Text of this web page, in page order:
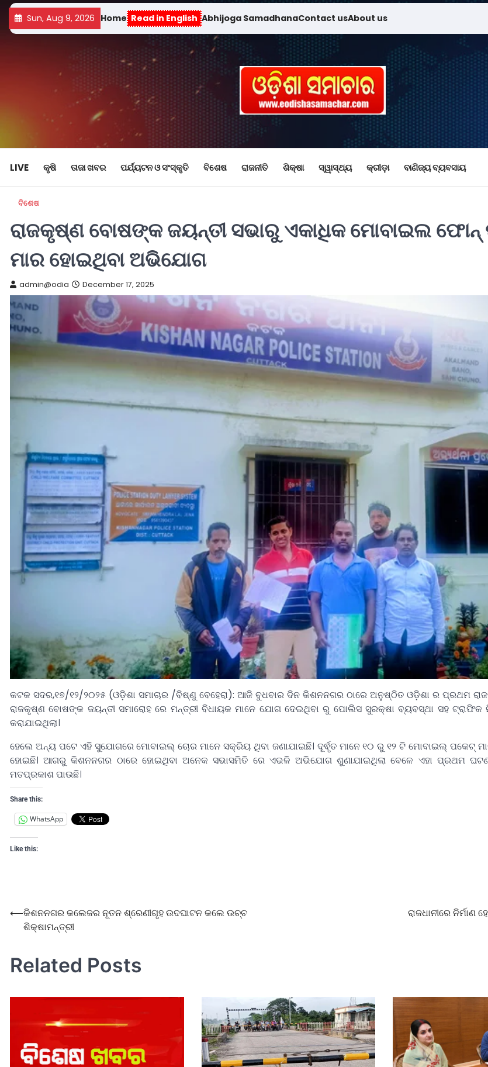
Sun, Aug 9, 2026 Home Read in English Abhijoga SamadhanaContact usAbout us
LIVE କୃଷି ତାଜା ଖବର ପର୍ଯ୍ୟଟନ ଓ ସଂସ୍କୃତି ବିଶେଷ ରାଜନୀତି ଶିକ୍ଷା ସ୍ୱାସ୍ଥ୍ୟ କ୍ରୀଡ଼ା ବାଣିଜ୍ୟ ବ୍ୟବସାୟ
ବିଶେଷ
ରାଜକୃଷ୍ଣ ବୋଷଙ୍କ ଜୟନ୍ତୀ ସଭାରୁ ଏକାଧିକ ମୋବାଇଲ ଫୋନ୍
ମାର ହୋଇଥିବା ଅଭିଯୋଗ
admin@odia December 17, 2025
କଟକ ସଦର,୧୭/୧୨/୨୦୨୫ (ଓଡ଼ିଶା ସମାଚାର /ବିଷ୍ଣୁ ବେହେରା): ଆଜି ବୁଧବାର ଦିନ କିଶନନଗର ଠାରେ ଅନୁଷ୍ଠିତ ଓଡ଼ିଶା ର ପ୍ରଥମ
ରାଜକୃଷ୍ଣ ବୋଷଙ୍କ ଜୟନ୍ତୀ ସମାରୋହ ରେ ମନ୍ତ୍ରୀ ବିଧାୟକ ମାନେ ଯୋଗ ଦେଇଥିବା ରୁ ପୋଲିସ ସୁରକ୍ଷା ବ୍ୟବସ୍ଥା ସହ
କରାଯାଇଥିଲା।
ହେଲେ ଅନ୍ୟ ପଟେ ଏହି ସୁଯୋଗରେ ମୋବାଇଲ୍ ଚୋର ମାନେ ସକ୍ରିୟ ଥିବା ଜଣାଯାଇଛି। ଦୂର୍ଵୃତ ମାନେ ୧୦ ରୁ ୧୨ ଟି ମୋବାଇଲ୍ ପକେଟ୍
ହୋଇଛି। ଆଗରୁ କିଶନନଗର ଠାରେ ହୋଇଥିବା ଅନେକ ସଭାସମିତି ରେ ଏଭଳି ଅଭିଯୋଗ ଶୁଣାଯାଇଥିଲା ବେଳେ ଏହା ପ୍ରଥମ
ମତପ୍ରକାଶ ପାଉଛି।
Share this:
WhatsApp
Like this:
⟵କିଶନନଗର କଲେଜର ନୂତନ ଶ୍ରେଣୀଗୃହ ଉଦଘାଟନ କଲେ ଉଚ୍ଚ
ଶିକ୍ଷାମନ୍ତ୍ରୀ
ରାଜଧାନୀରେ ନିର୍ମାଣ
Related Posts